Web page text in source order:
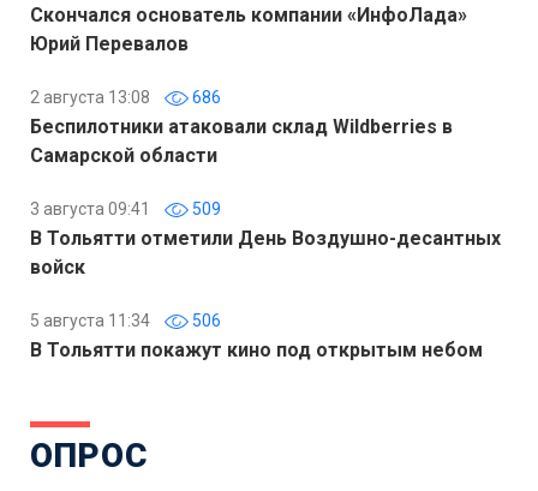
Скончался основатель компании «ИнфоЛада»
Юрий Перевалов
2 августа 13:08 686
Беспилотники атаковали склад Wildberries в
Самарской области
3 августа 09:41 509
В Тольятти отметили День Воздушно-десантных
войск
5 августа 11:34 506
В Тольятти покажут кино под открытым небом
ОПРОС